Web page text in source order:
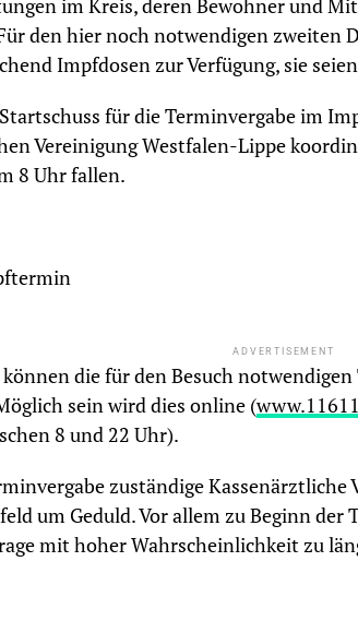
im Kreis, deren Bewohner und
den hier noch notwendigen zweiten
Impfdosen zur Verfügung, sie
für die Terminvergabe im
Vereinigung Westfalen-Lippe
8 Uhr fallen.
ADVERTISEMENT
die für den Besuch notwendigen
sein wird dies online (
8 und 22 Uhr).
zuständige
um Geduld. Vor allem zu Beginn der
mit hoher Wahrscheinlichkeit zu